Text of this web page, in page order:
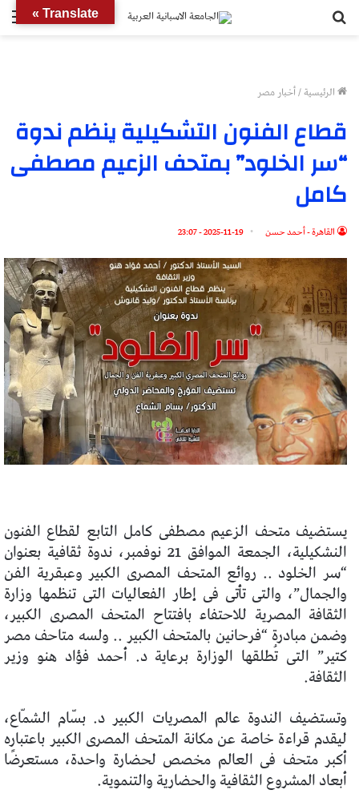
الرئيسية/أخبار مصر
قطاع الفنون التشكيلية ينظم ندوة
“سر الخلود” بمتحف الزعيم مصطفى
كامل
القاهرة - أحمد حسن 2025-11-19 - 23:07
يستضيف متحف الزعيم مصطفى كامل التابع لقطاع الفنون
النشكيلية، الجمعة الموافق 21 نوفمبر، ندوة ثقافية بعنوان
“سر الخلود .. روائع المتحف المصرى الكبير وعبقرية الفن
والجمال”، والتى تأتى فى إطار الفعاليات التى تنظمها وزارة
الثقافة المصرية للاحتفاء بافتتاح المتحف المصرى الكبير،
وضمن مبادرة “فرحانين بالمتحف الكبير .. ولسه متاحف مصر
كتير” التى تُطلقها الوزارة برعاية د. أحمد فؤاد هنو وزير
الثقافة.
وتستضيف الندوة عالم المصريات الكبير د. بسّام الشمّاع،
ليقدم قراءة خاصة عن مكانة المتحف المصرى الكبير باعتباره
أكبر متحف فى العالم مخصص لحضارة واحدة، مستعرضًا
أبعاد المشروع الثقافية والحضارية والتنموية.
Translate »